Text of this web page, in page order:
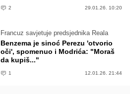
2 29.01.26. 10:20
Francuz savjetuje predsjednika Reala
Benzema je sinoć Perezu 'otvorio
oči', spomenuo i Modrića: "Moraš
da kupiš..."
1 12.01.26. 21:44